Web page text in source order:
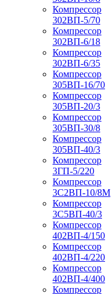
Компрессор
302ВП-5/70
Компрессор
302ВП-6/18
Компрессор
302ВП-6/35
Компрессор
305ВП-16/70
Компрессор
305ВП-20/3
Компрессор
305ВП-30/8
Компрессор
305ВП-40/3
Компрессор
3ГП-5/220
Компрессор
3С2ВП-10/8М
Компрессор
3С5ВП-40/3
Компрессор
402ВП-4/150
Компрессор
402ВП-4/220
Компрессор
402ВП-4/400
Компрессор